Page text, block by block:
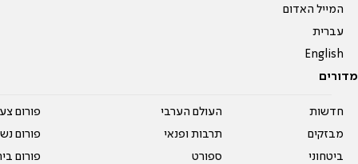
המייל האדום
עברית
English
מדורים
חדשות
מבזקים
ביטחוני
העולם הערבי
תרבות ופנאי
ספורט
פורום
פורום
פורום